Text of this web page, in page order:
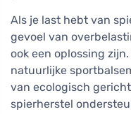
Als je last hebt van
gevoel van
ook een oplossing
natuurlijke
van ecologisch
spierherstel